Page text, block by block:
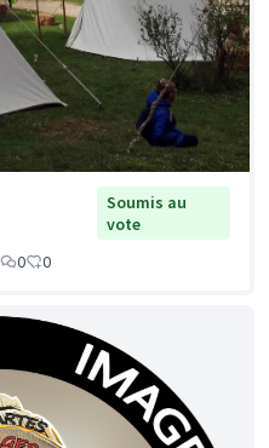
Soumis au
vote
0 0